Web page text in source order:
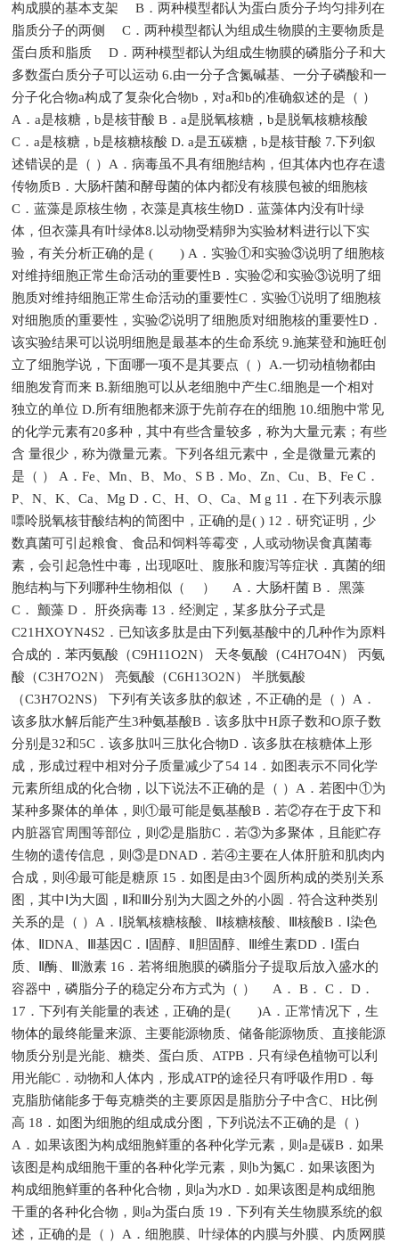
构成膜的基本支架 B．两种模型都认为蛋白质分子均匀排列在
脂质分子的两侧 C．两种模型都认为组成生物膜的主要物质是
蛋白质和脂质 D．两种模型都认为组成生物膜的磷脂分子和大
多数蛋白质分子可以运动 6.由一分子含氮碱基、一分子磷酸和一
分子化合物a构成了复杂化合物b，对a和b的准确叙述的是（ ）
A．a是核糖，b是核苷酸 B．a是脱氧核糖，b是脱氧核糖核酸
C．a是核糖，b是核糖核酸 D. a是五碳糖，b是核苷酸 7.下列叙
述错误的是（ ）A．病毒虽不具有细胞结构，但其体内也存在遗
传物质B．大肠杆菌和酵母菌的体内都没有核膜包被的细胞核
C．蓝藻是原核生物，衣藻是真核生物D．蓝藻体内没有叶绿
体，但衣藻具有叶绿体8.以动物受精卵为实验材料进行以下实
验，有关分析正确的是 ( ) A．实验①和实验③说明了细胞核
对维持细胞正常生命活动的重要性B．实验②和实验③说明了细
胞质对维持细胞正常生命活动的重要性C．实验①说明了细胞核
对细胞质的重要性，实验②说明了细胞质对细胞核的重要性D．
该实验结果可以说明细胞是最基本的生命系统 9.施莱登和施旺创
立了细胞学说，下面哪一项不是其要点（ ）A.一切动植物都由
细胞发育而来 B.新细胞可以从老细胞中产生C.细胞是一个相对
独立的单位 D.所有细胞都来源于先前存在的细胞 10.细胞中常见
的化学元素有20多种，其中有些含量较多，称为大量元素；有些
含 量很少，称为微量元素。下列各组元素中，全是微量元素的
是（ ） A．Fe、Mn、B、Mo、S B．Mo、Zn、Cu、B、Fe C．
P、N、K、Ca、Mg D．C、H、O、Ca、M g 11．在下列表示腺
嘌呤脱氧核苷酸结构的简图中，正确的是( ) 12．研究证明，少
数真菌可引起粮食、食品和饲料等霉变，人或动物误食真菌毒
素，会引起急性中毒，出现呕吐、腹胀和腹泻等症状．真菌的细
胞结构与下列哪种生物相似（ ） A．大肠杆菌 B． 黑藻
C． 颤藻 D． 肝炎病毒 13．经测定，某多肽分子式是
C21HXOYN4S2．已知该多肽是由下列氨基酸中的几种作为原料
合成的．苯丙氨酸（C9H11O2N） 天冬氨酸（C4H7O4N） 丙氨
酸（C3H7O2N） 亮氨酸（C6H13O2N） 半胱氨酸
（C3H7O2NS） 下列有关该多肽的叙述，不正确的是（ ）A．
该多肽水解后能产生3种氨基酸B．该多肽中H原子数和O原子数
分别是32和5C．该多肽叫三肽化合物D．该多肽在核糖体上形
成，形成过程中相对分子质量减少了54 14．如图表示不同化学
元素所组成的化合物，以下说法不正确的是（ ）A．若图中①为
某种多聚体的单体，则①最可能是氨基酸B．若②存在于皮下和
内脏器官周围等部位，则②是脂肪C．若③为多聚体，且能贮存
生物的遗传信息，则③是DNAD．若④主要在人体肝脏和肌肉内
合成，则④最可能是糖原 15．如图是由3个圆所构成的类别关系
图，其中Ⅰ为大圆，Ⅱ和Ⅲ分别为大圆之外的小圆．符合这种类别
关系的是（ ）A．Ⅰ脱氧核糖核酸、Ⅱ核糖核酸、Ⅲ核酸B．Ⅰ染色
体、ⅡDNA、Ⅲ基因C．Ⅰ固醇、Ⅱ胆固醇、Ⅲ维生素DD．Ⅰ蛋白
质、Ⅱ酶、Ⅲ激素 16．若将细胞膜的磷脂分子提取后放入盛水的
容器中，磷脂分子的稳定分布方式为（ ） A． B． C． D．
17．下列有关能量的表述，正确的是( )A．正常情况下，生
物体的最终能量来源、主要能源物质、储备能源物质、直接能源
物质分别是光能、糖类、蛋白质、ATPB．只有绿色植物可以利
用光能C．动物和人体内，形成ATP的途径只有呼吸作用D．每
克脂肪储能多于每克糖类的主要原因是脂肪分子中含C、H比例
高 18．如图为细胞的组成成分图，下列说法不正确的是（ ）
A．如果该图为构成细胞鲜重的各种化学元素，则a是碳B．如果
该图是构成细胞干重的各种化学元素，则b为氮C．如果该图为
构成细胞鲜重的各种化合物，则a为水D．如果该图是构成细胞
干重的各种化合物，则a为蛋白质 19．下列有关生物膜系统的叙
述，正确的是（ ）A．细胞膜、叶绿体的内膜与外膜、内质网膜